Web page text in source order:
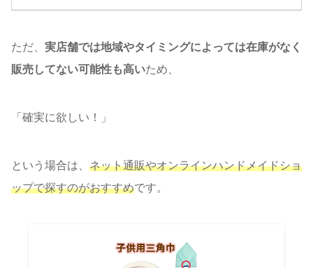
ただ、 実店舗では地域やタイミングによっては在庫がなく
販売してない可能性も高いため、
「確実に欲しい！」
という場合は、 ネット通販やオンラインハンドメイドショ
ップで探すのがおすすめです。